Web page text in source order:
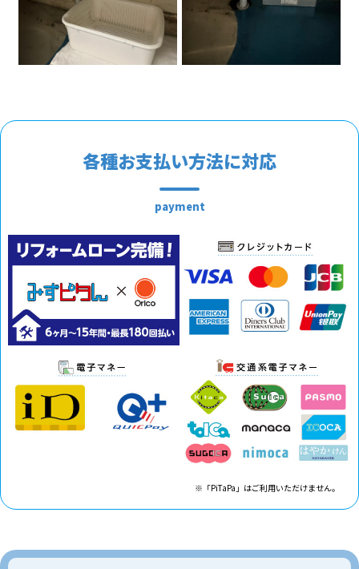
各種お支払い方法に対応
payment
※「PiTaPa」はご利用いただけません。